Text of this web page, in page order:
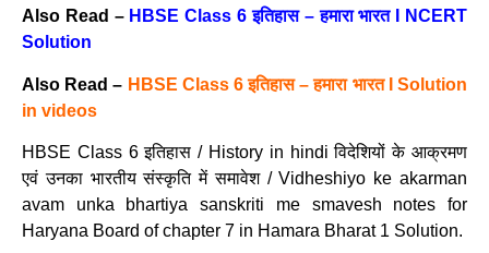
Also Read – HBSE Class 6 इतिहास – हमारा भारत I NCERT
Solution
Also Read – HBSE Class 6 इतिहास – हमारा भारत I Solution
in videos
HBSE Class 6 इतिहास / History in hindi विदेशियों के आक्रमण
एवं उनका भारतीय संस्कृति में समावेश / Vidheshiyo ke akarman
avam unka bhartiya sanskriti me smavesh notes for
Haryana Board of chapter 7 in Hamara Bharat 1 Solution.